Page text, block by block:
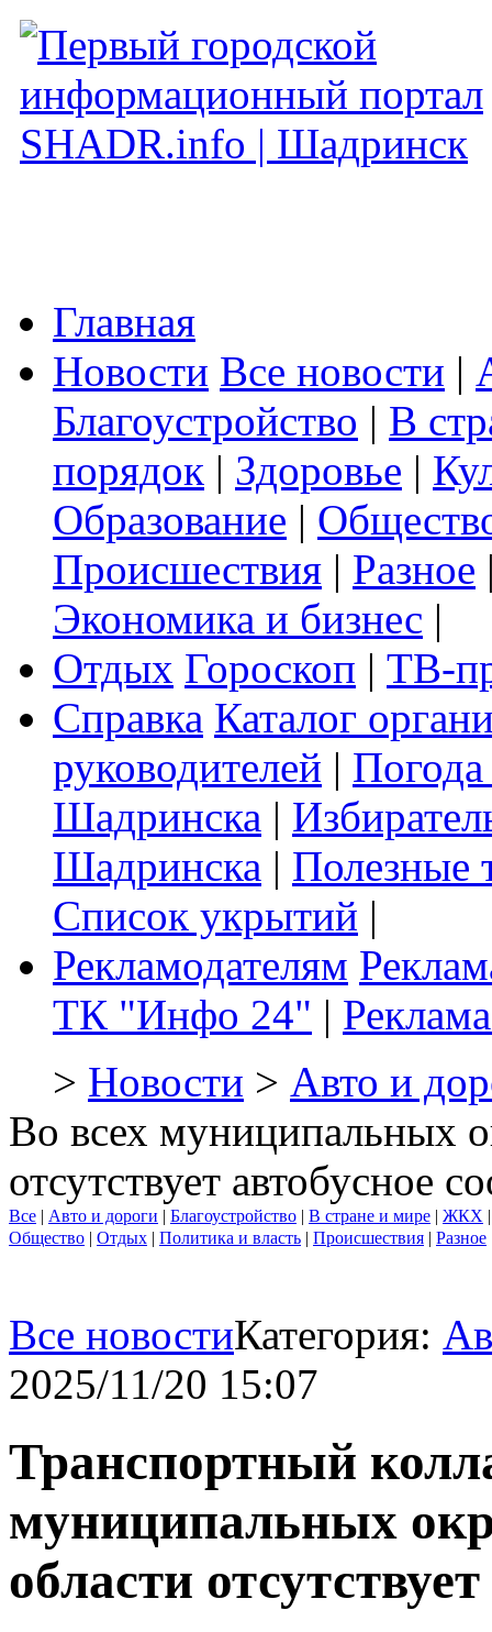
Главная
Новости Все новости |
Благоустройство | В
порядок | Здоровье |
Образование |
Происшествия | Разное
Экономика и бизнес |
Отдых Гороскоп | ТВ-
Справка Каталог
руководителей |
Шадринска |
Шадринска | Полезные
Список укрытий |
Рекламодателям
ТК "Инфо 24" |
> Новости > Авто и
Во всех муниципальных
отсутствует автобусное
Все | Авто и дороги | Благоустройство | В стране и мире | ЖКХ
Общество | Отдых | Политика и власть | Происшествия | Разное
Все новостиКатегория:
2025/11/20 15:07
Транспортный
муниципальных
области